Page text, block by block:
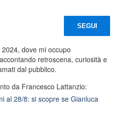
SEGUI
dove mi occupo
retroscena, curiosità e
dal pubblico.
da Francesco Lattanzio:
al 28/8: si scopre se Gianluca